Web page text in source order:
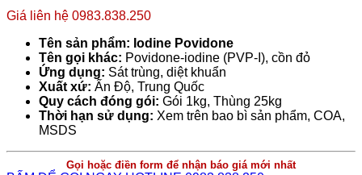
Giá liên hệ 0983.838.250
Tên sản phẩm: Iodine Povidone
Tên gọi khác: Povidone-iodine (PVP-I), cồn đỏ
Ứng dụng: Sát trùng, diệt khuẩn
Xuất xứ: Ấn Độ, Trung Quốc
Quy cách đóng gói: Gói 1kg, Thùng 25kg
Thời hạn sử dụng: Xem trên bao bì sản phẩm, COA,
MSDS
Gọi hoặc điền form để nhận báo giá mới nhất